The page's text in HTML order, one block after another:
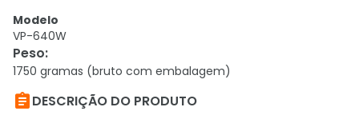
Modelo
VP-640W
Peso:
1750 gramas (bruto com embalagem)
DESCRIÇÃO DO PRODUTO